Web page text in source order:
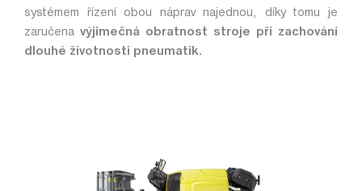
systémem řízení obou náprav najednou, díky tomu je
zaručena výjimečná obratnost stroje při zachování
dlouhé životnosti pneumatik.